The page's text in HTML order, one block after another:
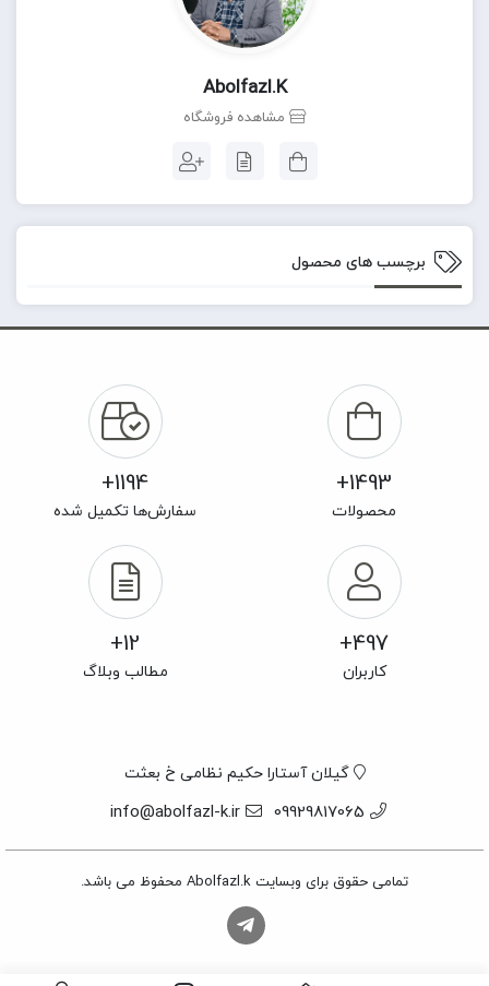
Abolfazl.k
مشاهده فروشگاه
برچسب های محصول
1493+
محصولات
1194+
سفارش‌ها تکمیل شده
497+
کاربران
12+
مطالب وبلاگ
گیلان آستارا حکیم نظامی خ بعثت
09929817065
info@abolfazl-k.ir
تمامی حقوق برای وبسایت Abolfazl.k محفوظ می باشد.